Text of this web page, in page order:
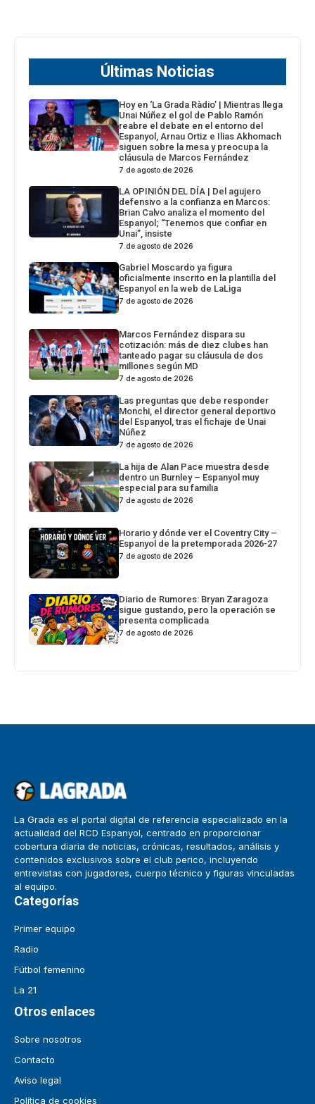
Últimas Noticias
Hoy en ‘La Grada Ràdio’ | Mientras llega
Unai Núñez el gol de Pablo Ramón
reabre el debate en el entorno del
Espanyol, Arnau Ortiz e Ilias Akhomach
siguen sobre la mesa y preocupa la
cláusula de Marcos Fernández
7 de agosto de 2026
LA OPINIÓN DEL DÍA | Del agujero
defensivo a la confianza en Marcos:
Brian Calvo analiza el momento del
Espanyol; “Tenemos que confiar en
Unai”, insiste
7 de agosto de 2026
Gabriel Moscardo ya figura
oficialmente inscrito en la plantilla del
Espanyol en la web de LaLiga
7 de agosto de 2026
Marcos Fernández dispara su
cotización: más de diez clubes han
tanteado pagar su cláusula de dos
millones según MD
7 de agosto de 2026
Las preguntas que debe responder
Monchi, el director general deportivo
del Espanyol, tras el fichaje de Unai
Núñez
7 de agosto de 2026
La hija de Alan Pace muestra desde
dentro un Burnley – Espanyol muy
especial para su familia
7 de agosto de 2026
Horario y dónde ver el Coventry City –
Espanyol de la pretemporada 2026-27
7 de agosto de 2026
Diario de Rumores: Bryan Zaragoza
sigue gustando, pero la operación se
presenta complicada
7 de agosto de 2026
La Grada es el portal digital de referencia especializado en la
actualidad del RCD Espanyol, centrado en proporcionar
cobertura diaria de noticias, crónicas, resultados, análisis y
contenidos exclusivos sobre el club perico, incluyendo
entrevistas con jugadores, cuerpo técnico y figuras vinculadas
al equipo.
Categorías
Primer equipo
Radio
Fútbol femenino
La 21
Otros enlaces
Sobre nosotros
Contacto
Aviso legal
Política de cookies